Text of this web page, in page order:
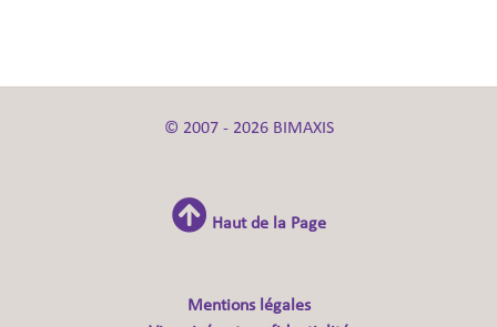
© 2007 - 2026 BIMAXIS
Haut de la Page
Mentions légales